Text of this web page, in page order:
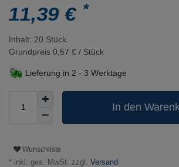
11,39 €*
Inhalt: 20 Stück
Grundpreis 0,57 € / Stück
Lieferung in 2 - 3 Werktage
In den
Wunschliste
* inkl. ges. MwSt. zzgl.
Versand